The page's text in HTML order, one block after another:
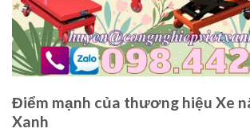
Điểm mạnh của thương hiệu Xe
Xanh